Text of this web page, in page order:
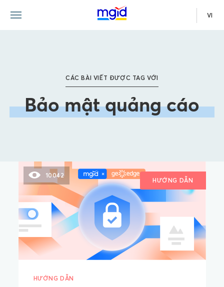
VI
CÁC BÀI VIẾT ĐƯỢC TAG VỚI
Bảo mật quảng cáo
10042
HƯỚNG DẪN
HƯỚNG DẪN